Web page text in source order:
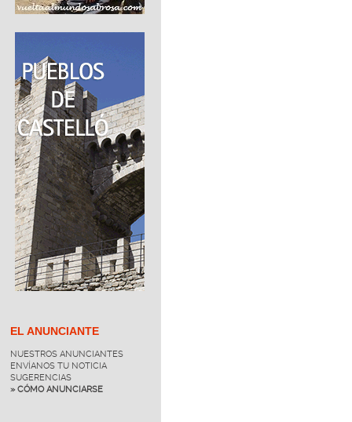
EL ANUNCIANTE
NUESTROS ANUNCIANTES
ENVÍANOS TU NOTICIA
SUGERENCIAS
» CÓMO ANUNCIARSE